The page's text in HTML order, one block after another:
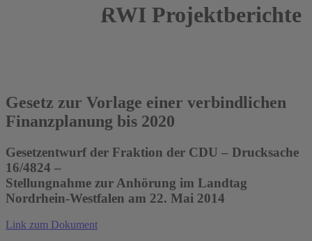
RWI Projektberichte
Gesetz zur Vorlage einer verbindlichen
Finanzplanung bis 2020
Gesetzentwurf der Fraktion der CDU – Drucksache
16/4824 –
Stellungnahme zur Anhörung im Landtag
Nordrhein-Westfalen am 22. Mai 2014
Link zum Dokument